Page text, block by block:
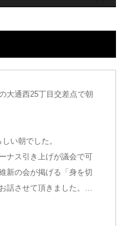
大通西25丁目交差点で朝
い朝でした。
ナス引き上げが議会で可
新の会が掲げる「身を切
話させて頂きました。…